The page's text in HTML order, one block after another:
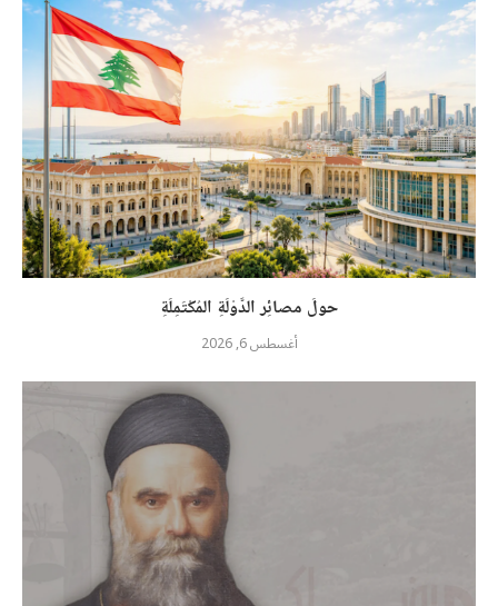
حولَ مصائِر الدَّوْلَةِ المُكْتَمِلَةِ
أغسطس 6, 2026